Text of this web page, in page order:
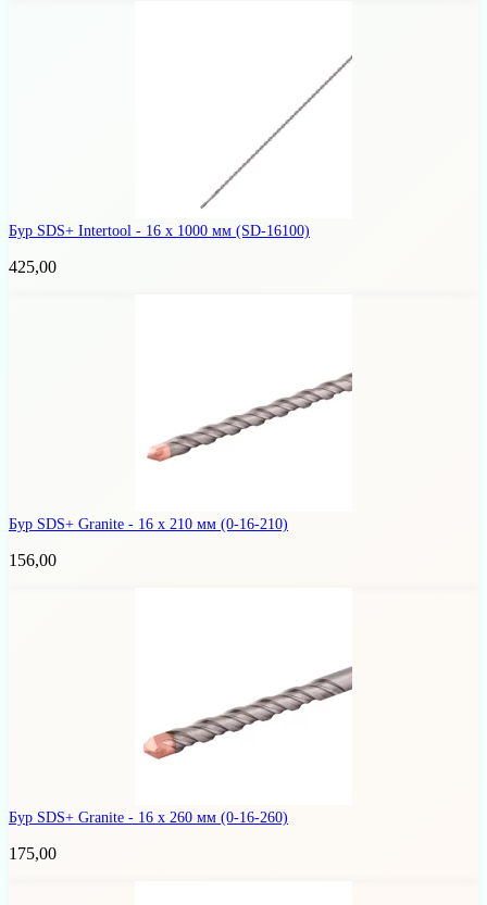
Бур SDS+ Intertool - 16 х 1000 мм (SD-16100)
425,00
Бур SDS+ Granite - 16 х 210 мм (0-16-210)
156,00
Бур SDS+ Granite - 16 х 260 мм (0-16-260)
175,00